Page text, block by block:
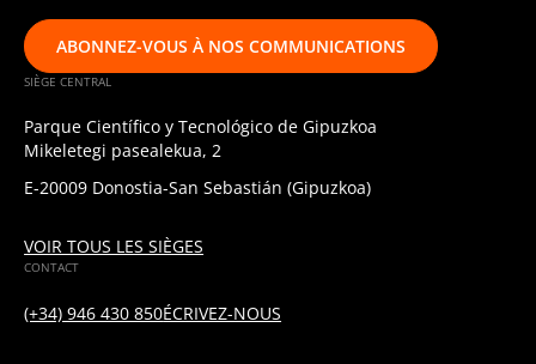
ABONNEZ-VOUS À NOS COMMUNICATIONS
SIÈGE CENTRAL
Parque Científico y Tecnológico de Gipuzkoa
Mikeletegi pasealekua, 2
E-20009 Donostia-San Sebastián (Gipuzkoa)
VOIR TOUS LES SIÈGES
CONTACT
(+34) 946 430 850ÉCRIVEZ-NOUS